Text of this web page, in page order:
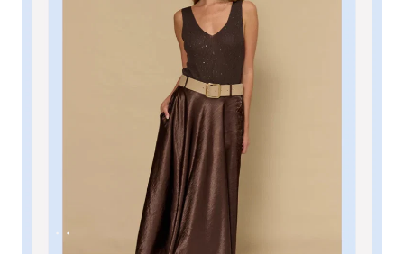
•••